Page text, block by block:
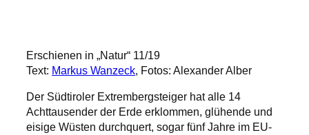
Erschienen in „Natur“ 11/19
Text: Markus Wanzeck, Fotos: Alexander Alber
Der Südtiroler Extrembergsteiger hat alle 14
Achttausender der Erde erklommen, glühende und
eisige Wüsten durchquert, sogar fünf Jahre im EU-